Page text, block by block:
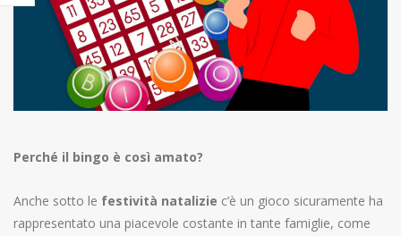
Perché il bingo è così amato?
Anche sotto le festività natalizie c’è un gioco sicuramente ha
rappresentato una piacevole costante in tante famiglie, come